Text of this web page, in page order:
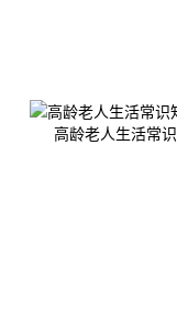
高龄老人生活常